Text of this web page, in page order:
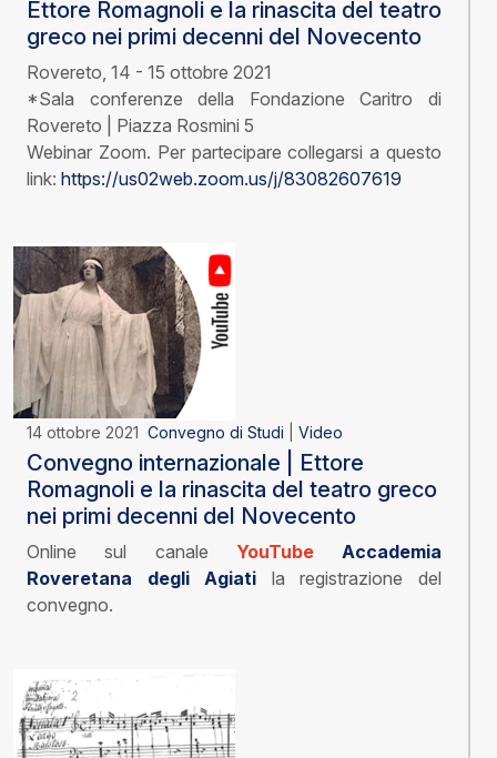
Ettore Romagnoli e la rinascita del teatro
greco nei primi decenni del Novecento
Rovereto, 14 - 15 ottobre 2021
*Sala conferenze della Fondazione Caritro di
Rovereto | Piazza Rosmini 5
Webinar Zoom. Per partecipare collegarsi a questo
link: https://us02web.zoom.us/j/83082607619
14 ottobre 2021 Convegno di Studi Video
Convegno internazionale | Ettore
Romagnoli e la rinascita del teatro greco
nei primi decenni del Novecento
Online sul canale YouTube
Accademia
Roveretana degli Agiati
la registrazione del
convegno.